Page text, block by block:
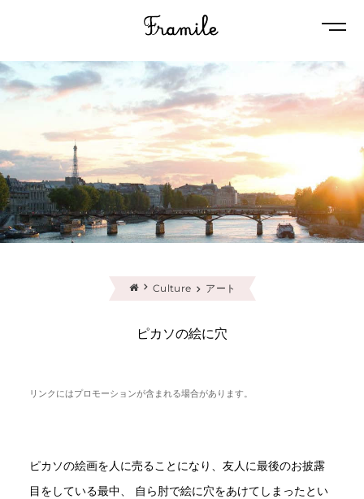
Culture アート
ピカソの絵に穴
リンクにはプロモーションが含まれる場合があります。
ピカソの絵画を人に売ることになり、友人に最後のお披露
目をしている最中、 自ら肘で絵に穴をあけてしまったとい